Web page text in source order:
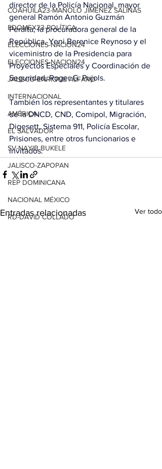
COAHUILA23-MANOLO JIMÉNEZ SALINAS
EDOMEX23-POLÍTICA
ELECCIONES-NACION24
ELECCIONES-NACION24
JALISCO-ENRIQUE ALFARO
INTERNACIONAL
AMÉRICA
EL SALVADOR
SV-NAYIB BUKELE
JALISCO-ZAPOPAN
REP DOMINICANA
NACIONAL MÉXICO
RD-DAVID COLLADO
director de la Policía Nacional, mayor
general Ramón Antonio Guzmán
Peralta; la procuradora general de la
República, Yeni Berenice Reynoso y el
viceministro de la Presidencia para
Proyectos Especiales y Coordinación de
Seguridad, Roger G. Pujols.
También los representantes y titulares
de la DNCD, CND, Comipol, Migración,
Digesett, Sistema 911, Policía Escolar,
Prisiones, entre otros funcionarios e
invitados.
Entradas relacionadas Ver todo